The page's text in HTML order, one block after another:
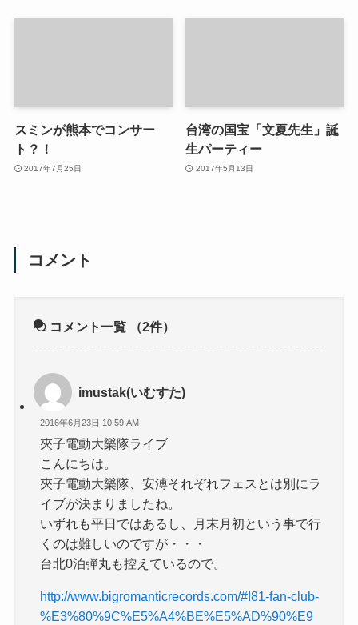
スミンが熊本でコンサー
ト？！
2017年7月25日
台湾の国宝「文夏先生」誕
生パーティー
2017年5月13日
コメント
コメント一覧 （2件）
imustak(いむすた)
2016年6月23日 10:59 AM
夾子電動大樂隊ライブ
こんにちは。
夾子電動大樂隊、安溥それぞれフェスとは別にラ
イブが決まりましたね。
いずれも平日ではあるし、月末月初という事で行
くのは難しいのですが・・・
台北0泊弾丸も控えているので。
http://www.bigromanticrecords.com/#!81-fan-club-
%E3%80%9C%E5%A4%BE%E5%AD%90%E9